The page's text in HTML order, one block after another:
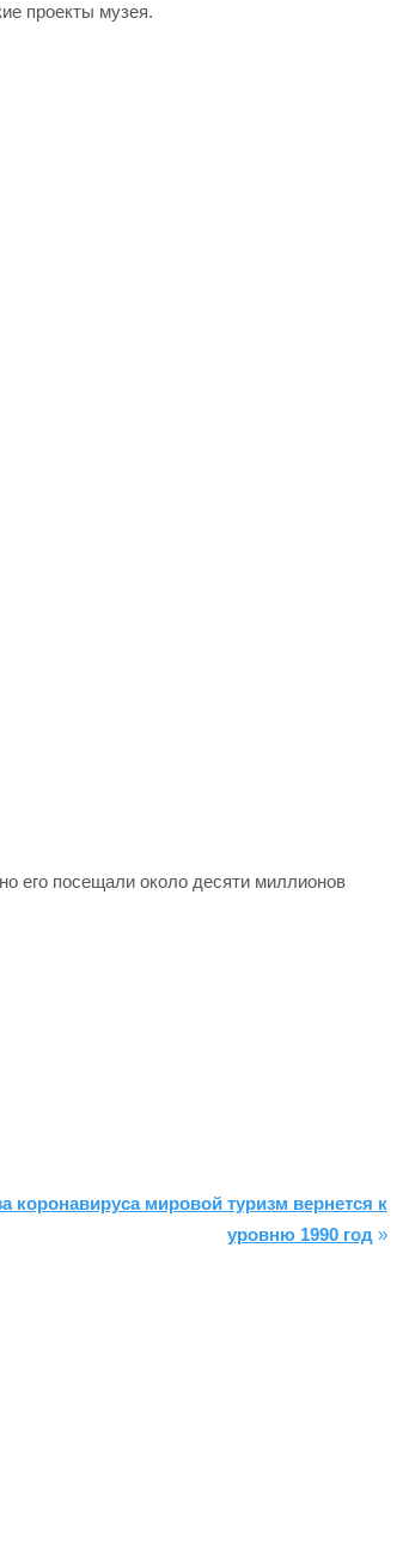
проекты музея.
его посещали около десяти миллионов
коронавируса мировой туризм вернется к
уровню 1990 год »